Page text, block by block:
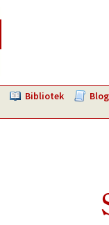
Bibliotek Blog